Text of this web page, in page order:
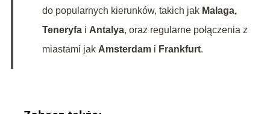
do popularnych kierunków, takich jak Malaga,
Teneryfai Antalya, oraz regularne połączenia z
miastami jak Amsterdami Frankfurt.